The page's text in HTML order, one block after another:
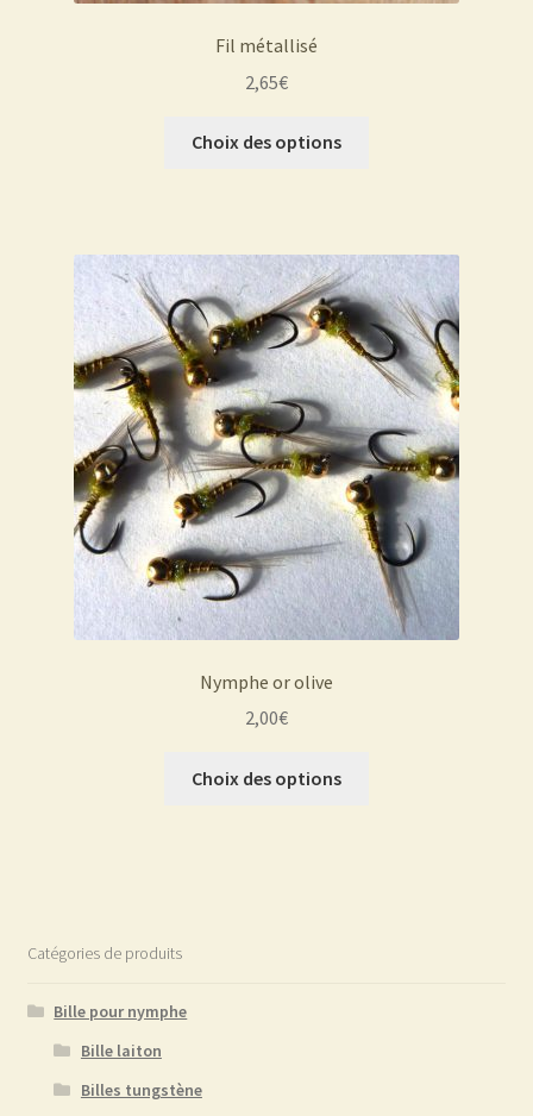
Fil métallisé
2,65€
Choix des options
Les
options
peuvent
être
choisies
sur
la
page
du
produit
Nymphe or olive
2,00€
Choix des options
Catégories de produits
Bille pour nymphe
Bille laiton
Billes tungstène